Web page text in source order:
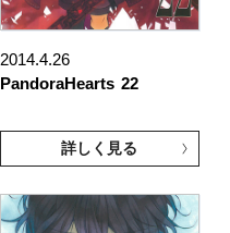
2014.4.26
PandoraHearts 22
詳しく見る